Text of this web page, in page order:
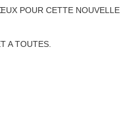
POUR CETTE NOUVELLE
A TOUTES.